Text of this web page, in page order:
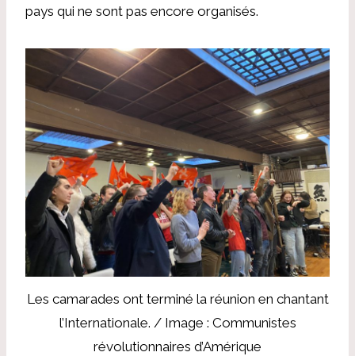
pays qui ne sont pas encore organisés.
Les camarades ont terminé la réunion en chantant
l’Internationale. / Image : Communistes
révolutionnaires d’Amérique